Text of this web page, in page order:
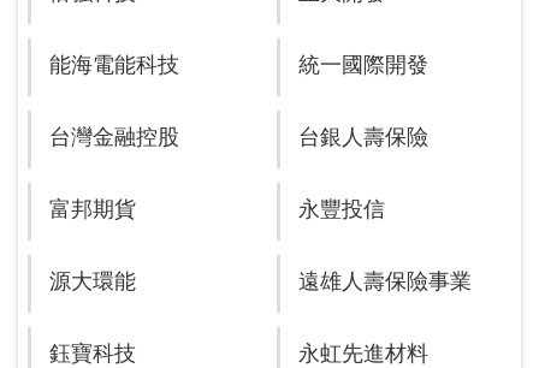
能海電能科技 統一國際開發
台灣金融控股 台銀人壽保險
富邦期貨 永豐投信
源大環能 遠雄人壽保險事業
鈺寶科技 永虹先進材料